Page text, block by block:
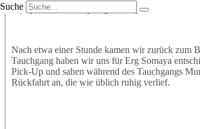
SucheEquipment an und sprangen mit großer
Nach etwa einer Stunde kamen wir zurück zum
Tauchgang haben wir uns für Erg Somaya
Pick-Up und sahen während des Tauchgangs
Rückfahrt an, die wie üblich ruhig verlief.